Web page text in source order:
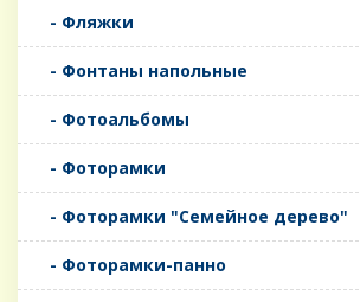
- Фляжки
- Фонтаны напольные
- Фотоальбомы
- Фоторамки
- Фоторамки "Семейное дерево"
- Фоторамки-панно